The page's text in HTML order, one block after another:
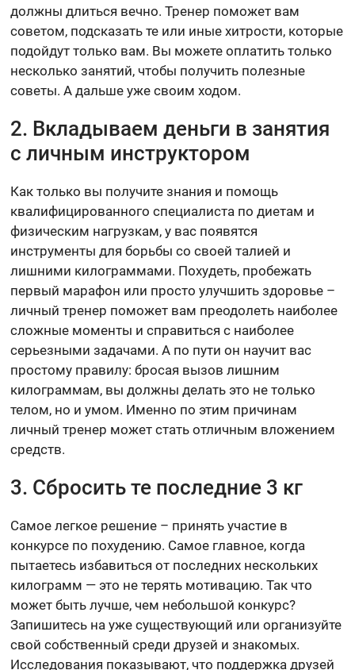
должны длиться вечно. Тренер поможет вам
советом, подсказать те или иные хитрости, которые
подойдут только вам. Вы можете оплатить только
несколько занятий, чтобы получить полезные
советы. А дальше уже своим ходом.
2. Вкладываем деньги в занятия
с личным инструктором
Как только вы получите знания и помощь
квалифицированного специалиста по диетам и
физическим нагрузкам, у вас появятся
инструменты для борьбы со своей талией и
лишними килограммами. Похудеть, пробежать
первый марафон или просто улучшить здоровье –
личный тренер поможет вам преодолеть наиболее
сложные моменты и справиться с наиболее
серьезными задачами. А по пути он научит вас
простому правилу: бросая вызов лишним
килограммам, вы должны делать это не только
телом, но и умом. Именно по этим причинам
личный тренер может стать отличным вложением
средств.
3. Сбросить те последние 3 кг
Самое легкое решение – принять участие в
конкурсе по похудению. Самое главное, когда
пытаетесь избавиться от последних нескольких
килограмм — это не терять мотивацию. Так что
может быть лучше, чем небольшой конкурс?
Запишитесь на уже существующий или организуйте
свой собственный среди друзей и знакомых.
Исследования показывают, что поддержка друзей